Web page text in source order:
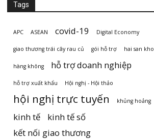
Tags
APC ASEAN covid-19 Digital Economy
giao thương trái cây rau củ gói hỗ trợ hai san kho
hàng không hỗ trợ doanh nghiệp
hỗ trợ xuất khẩu Hội nghị - Hội thảo
hội nghị trực tuyến khủng hoảng
kinh tế
kinh tế số
kết nối giao thương